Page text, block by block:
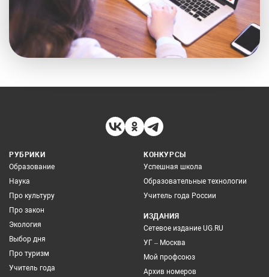
РУБРИКИ
Образование
Наука
Про культуру
Про закон
Экология
Выбор дня
Про туризм
Учитель года
КОНКУРСЫ
Успешная школа
Образовательные технологии
Учитель года России
ИЗДАНИЯ
Сетевое издание UG.RU
УГ – Москва
Мой профсоюз
Архив номеров